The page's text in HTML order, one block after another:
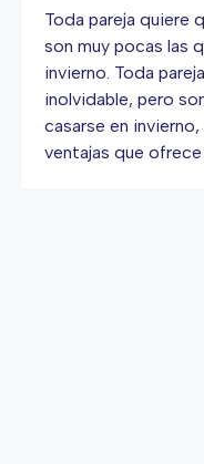
Toda pareja quiere
son muy pocas las
invierno. Toda
inolvidable, pero
casarse en
ventajas que ofrece